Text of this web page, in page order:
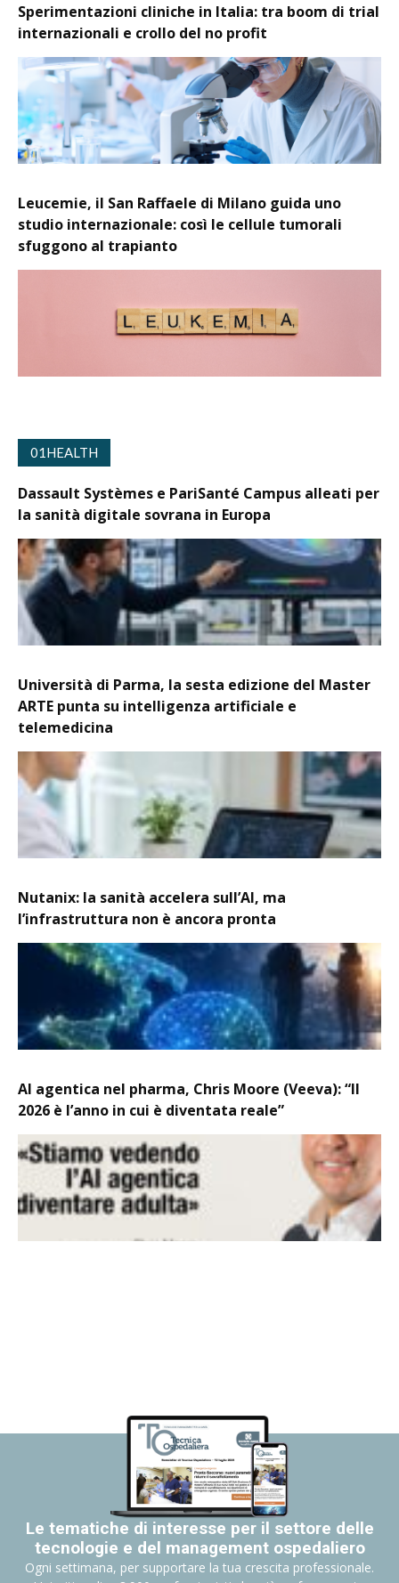
Sperimentazioni cliniche in Italia: tra boom di trial
internazionali e crollo del no profit
Leucemie, il San Raffaele di Milano guida uno
studio internazionale: così le cellule tumorali
sfuggono al trapianto
01HEALTH
Dassault Systèmes e PariSanté Campus alleati per
la sanità digitale sovrana in Europa
Università di Parma, la sesta edizione del Master
ARTE punta su intelligenza artificiale e
telemedicina
Nutanix: la sanità accelera sull’AI, ma
l’infrastruttura non è ancora pronta
AI agentica nel pharma, Chris Moore (Veeva): “Il
2026 è l’anno in cui è diventata reale”
Le tematiche di interesse per il settore delle
tecnologie e del management ospedaliero
Ogni settimana, per supportare la tua crescita professionale.